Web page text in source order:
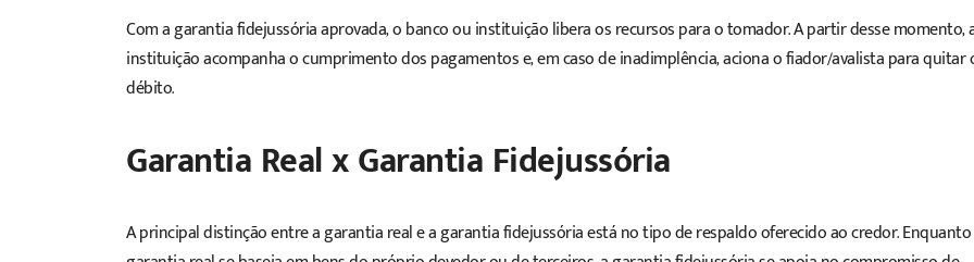
Com a garantia fidejussória aprovada, o banco ou instituição libera os recursos para o tomador. A partir desse momento,
instituição acompanha o cumprimento dos pagamentos e, em caso de inadimplência, aciona o fiador/avalista para quitar
débito.
Garantia Real x Garantia Fidejussória
A principal distinção entre a garantia real e a garantia fidejussória está no tipo de respaldo oferecido ao credor.